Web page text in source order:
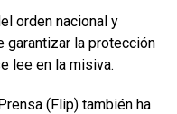
orden nacional y
garantizar la protección
lee en la misiva.
(Flip) también ha